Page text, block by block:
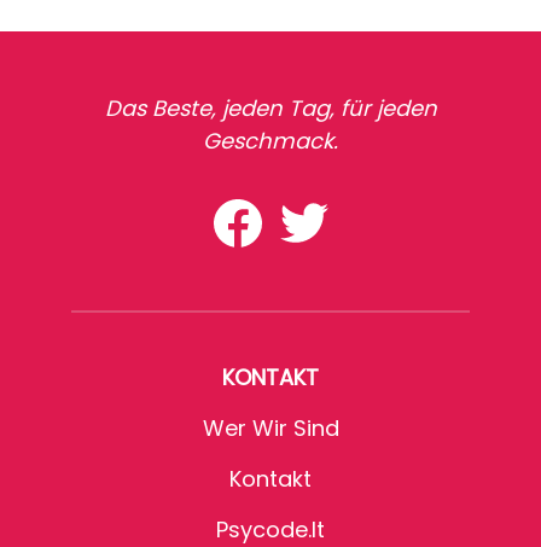
Das Beste, jeden Tag, für jeden
Geschmack.
KONTAKT
Wer Wir Sind
Kontakt
Psycode.it